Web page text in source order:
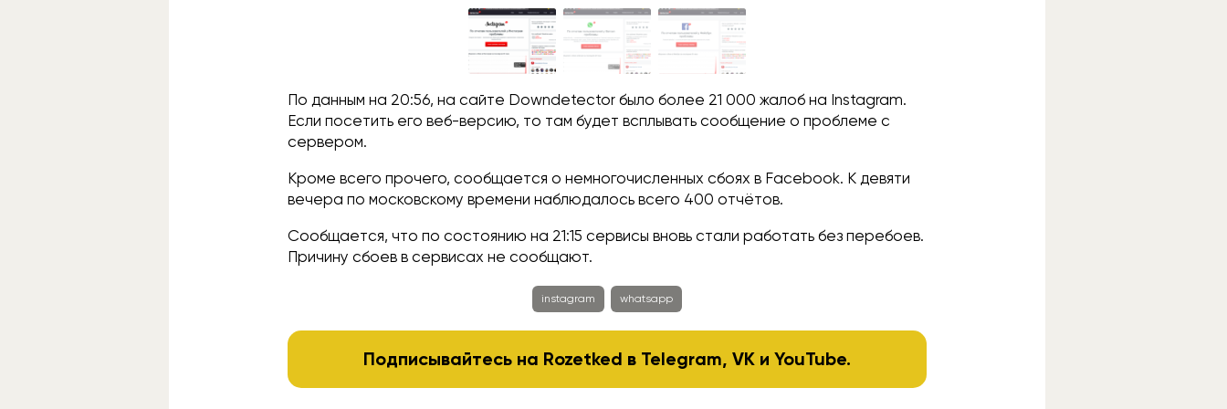
По данным на 20:56, на сайте Downdetector было более 21 000 жалоб на Instagram.
Если посетить его веб-версию, то там будет всплывать сообщение о проблеме с
сервером.
Кроме всего прочего, сообщается о немногочисленных сбоях в Facebook. К девяти
вечера по московскому времени наблюдалось всего 400 отчётов.
Сообщается, что по состоянию на 21:15 сервисы вновь стали работать без перебоев.
Причину сбоев в сервисах не сообщают.
instagram whatsapp
Подписывайтесь на Rozetked в Telegram,VK иYouTube.